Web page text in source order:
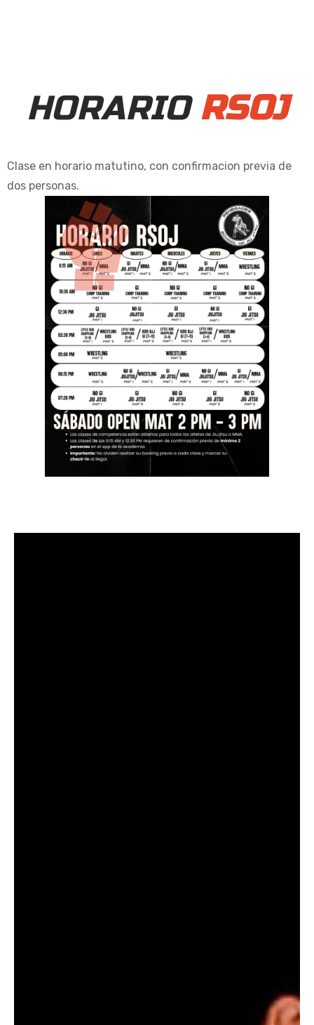
HORARIO RSOJ
Clase en horario matutino, con confirmacion previa de
dos personas.